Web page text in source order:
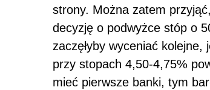
strony. Można zatem
decyzję o podwyżce stóp o
zaczęłyby wyceniać
przy stopach 4,50-4,75%
mieć pierwsze banki, tym